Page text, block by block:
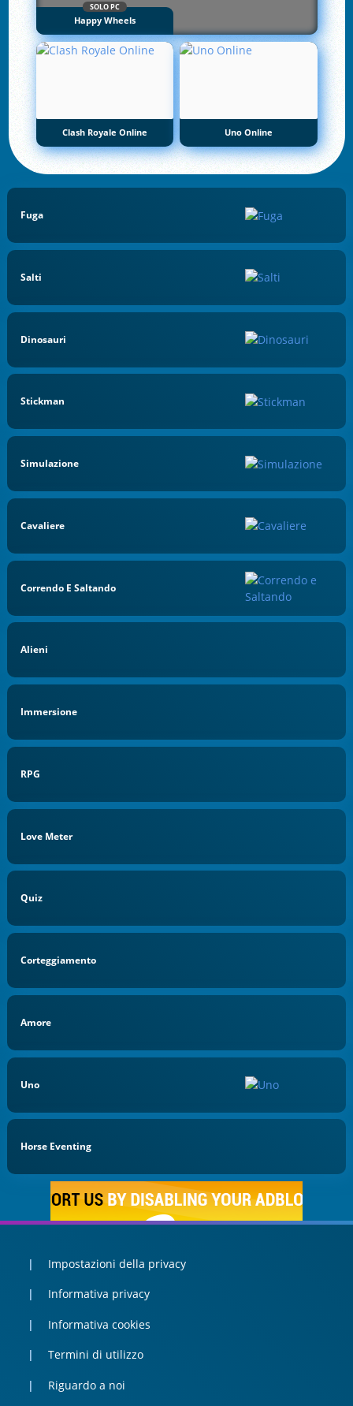
SOLO PC
Happy Wheels
Clash Royale Online Uno Online
Fuga
Salti
Dinosauri
Stickman
Simulazione
Cavaliere
Correndo E Saltando
Alieni
Immersione
RPG
Love Meter
Quiz
Corteggiamento
Amore
Uno
Horse Eventing
Impostazioni della privacy
Informativa privacy
Informativa cookies
Termini di utilizzo
Riguardo a noi